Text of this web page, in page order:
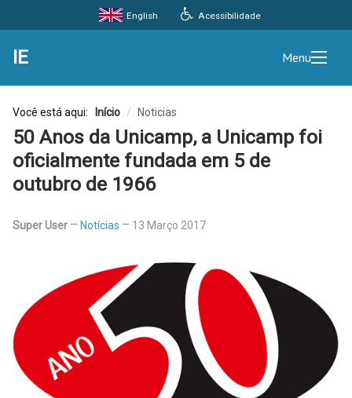
Acessibilidade
English
IE Menu
Você está aqui: Início / Noticias
50 Anos da Unicamp, a Unicamp foi
oficialmente fundada em 5 de
outubro de 1966
Super User Notícias 13 Março 2017